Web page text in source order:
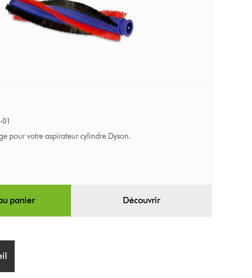
01
pour votre aspirateur cylindre Dyson.
panier Découvrir